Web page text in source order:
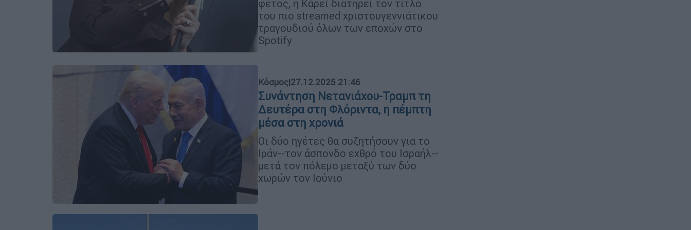
φέτος, η Κάρεϊ διατηρεί τον τίτλο
του πιο streamed χριστουγεννιάτικου
τραγουδιού όλων των εποχών στο
Spotify
Κόσμος|27.12.2025 21:46
Συνάντηση Νετανιάχου-Τραμπ τη
Δευτέρα στη Φλόριντα, η πέμπτη
μέσα στη χρονιά
Οι δύο ηγέτες θα συζητήσουν για το
Ιράν--τον άσπονδο εχθρό του Ισραήλ--
μετά τον πόλεμο μεταξύ των δύο
χωρών τον Ιούνιο